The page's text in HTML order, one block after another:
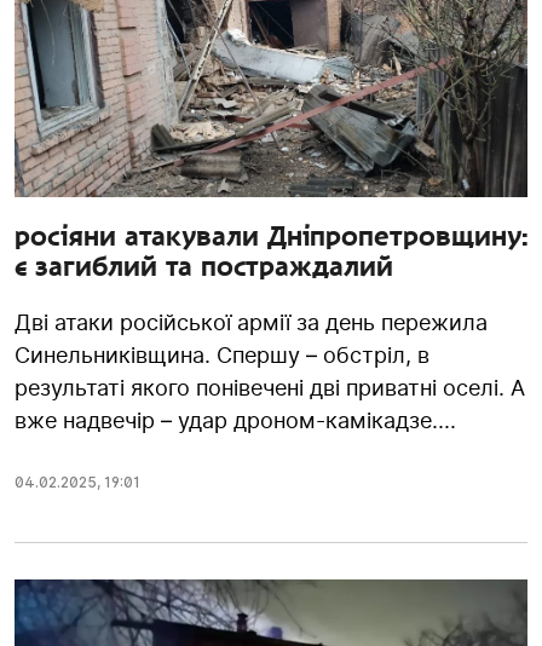
росіяни атакували Дніпропетровщину:
є загиблий та постраждалий
Дві атаки російської армії за день пережила
Синельниківщина. Спершу – обстріл, в
результаті якого понівечені дві приватні оселі. А
вже надвечір – удар дроном-камікадзе....
04.02.2025, 19:01